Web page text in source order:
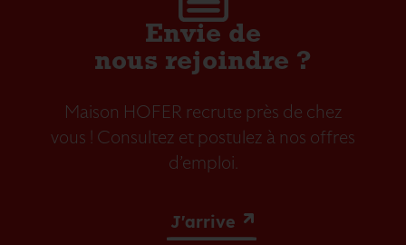
Envie de
nous rejoindre ?
Maison HOFER recrute près de chez
vous ! Consultez et postulez à nos offres
d’emploi.
J'arrive